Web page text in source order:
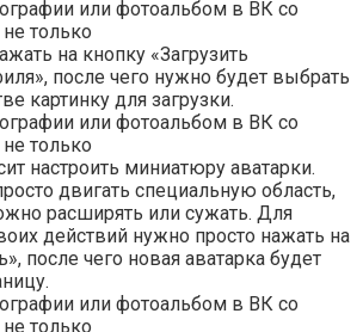
на кнопку «Загрузить
после чего нужно будет выбрать
картинку для загрузки.
настроить миниатюру аватарки.
двигать специальную область,
расширять или сужать. Для
действий нужно просто нажать на
после чего новая аватарка будет